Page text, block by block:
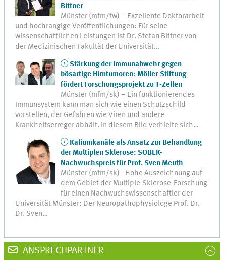
Bittner
Münster (mfm/tw) – Exzellente Doktorarbeit
und hochrangige Veröffentlichungen: Für seine
wissenschaftlichen Leistungen ist Dr. Stefan Bittner von
der Medizinischen Fakultät der Universität…
Stärkung der Immunabwehr gegen
bösartige Hirntumoren: Möller-Stiftung
fördert Forschungsprojekt zu T-Zellen
Münster (mfm/sk) – Ein funktionierendes
Immunsystem kann man sich wie einen Schutzschild
vorstellen, der Gefahren wie Viren und andere
Krankheitserreger abhält. In diesem Bild verhielte sich…
Kaliumkanäle als Ansatz zur Behandlung
der Multiplen Sklerose: SOBEK-
Nachwuchspreis für Prof. Sven Meuth
Münster (mfm/sk) - Hohe Auszeichnung auf
dem Gebiet der Multiple-Sklerose-Forschung
für einen Nachwuchswissenschaftler der
Universität Münster: Der Neuropathophysiologe Prof. Dr.
Dr. Sven…
ANSPRECHPARTNER